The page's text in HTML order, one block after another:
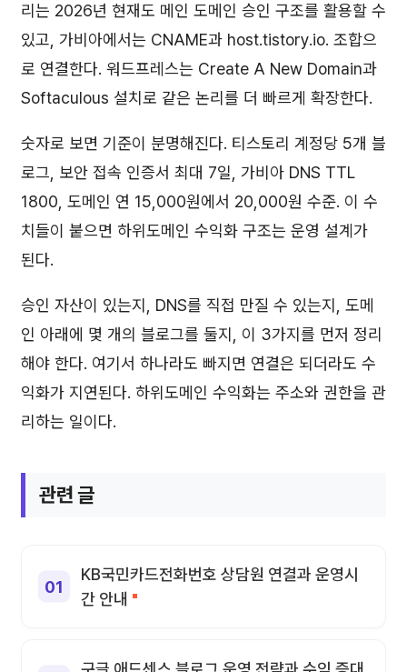
리는 2026년 현재도 메인 도메인 승인 구조를 활용할 수
있고, 가비아에서는 CNAME과 host.tistory.io. 조합으
로 연결한다. 워드프레스는 Create A New Domain과
Softaculous 설치로 같은 논리를 더 빠르게 확장한다.
숫자로 보면 기준이 분명해진다. 티스토리 계정당 5개 블
로그, 보안 접속 인증서 최대 7일, 가비아 DNS TTL
1800, 도메인 연 15,000원에서 20,000원 수준. 이 수
치들이 붙으면 하위도메인 수익화 구조는 운영 설계가
된다.
승인 자산이 있는지, DNS를 직접 만질 수 있는지, 도메
인 아래에 몇 개의 블로그를 둘지, 이 3가지를 먼저 정리
해야 한다. 여기서 하나라도 빠지면 연결은 되더라도 수
익화가 지연된다. 하위도메인 수익화는 주소와 권한을 관
리하는 일이다.
관련 글
KB국민카드전화번호 상담원 연결과 운영시
간 안내